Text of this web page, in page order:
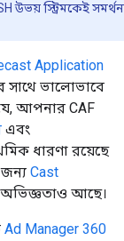
উভয় স্ট্রিমকেই সমর্থন
Application
সাথে ভালোভাবে
যে, আপনার CAF
এবং
ধারণা রয়েছে
Cast
অভিজ্ঞতাও আছে।
Ad Manager 360